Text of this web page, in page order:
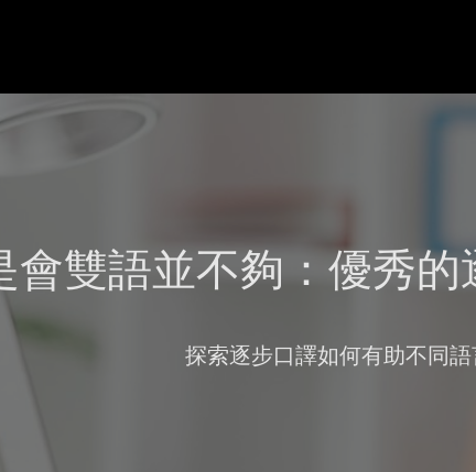
會雙語並不夠：優秀
探索逐步口譯如何有助不同